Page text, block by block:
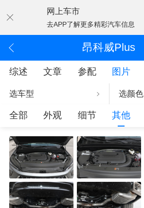
网上车市
去APP了解更多精彩汽车信息
昂科威Plus
综述 文章 参配 图片
选车型 选颜色
全部 外观 细节 其他